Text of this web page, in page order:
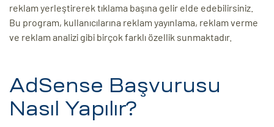
reklam yerleştirerek tıklama başına gelir elde edebilirsiniz.
Bu program, kullanıcılarına reklam yayınlama, reklam verme
ve reklam analizi gibi birçok farklı özellik sunmaktadır.
AdSense Başvurusu
Nasıl Yapılır?